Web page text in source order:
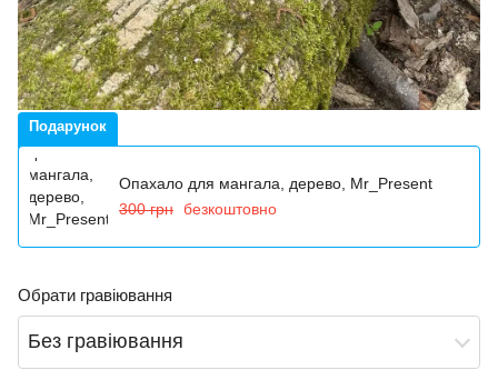
Подарунок
Опахало для мангала, дерево, Mr_Present
300 грн безкоштовно
Обрати гравіювання
Без гравіювання